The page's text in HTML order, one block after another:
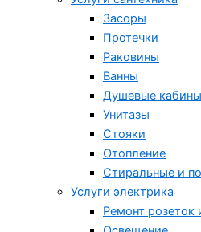
Засоры
Протечки
Раковины
Ванны
Душевые кабины
Унитазы
Стояки
Отопление
Стиральные и
Услуги электрика
Ремонт розеток